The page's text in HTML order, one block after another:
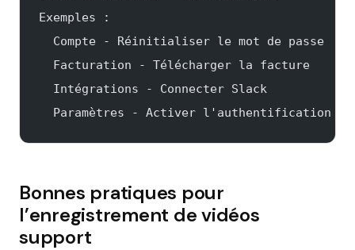
Exemples :
  Compte - Réinitialiser le mot de passe
  Facturation - Télécharger la facture
  Intégrations - Connecter Slack
Paramètres - Activer l'authentification à
Bonnes pratiques pour
l’enregistrement de vidéos
support